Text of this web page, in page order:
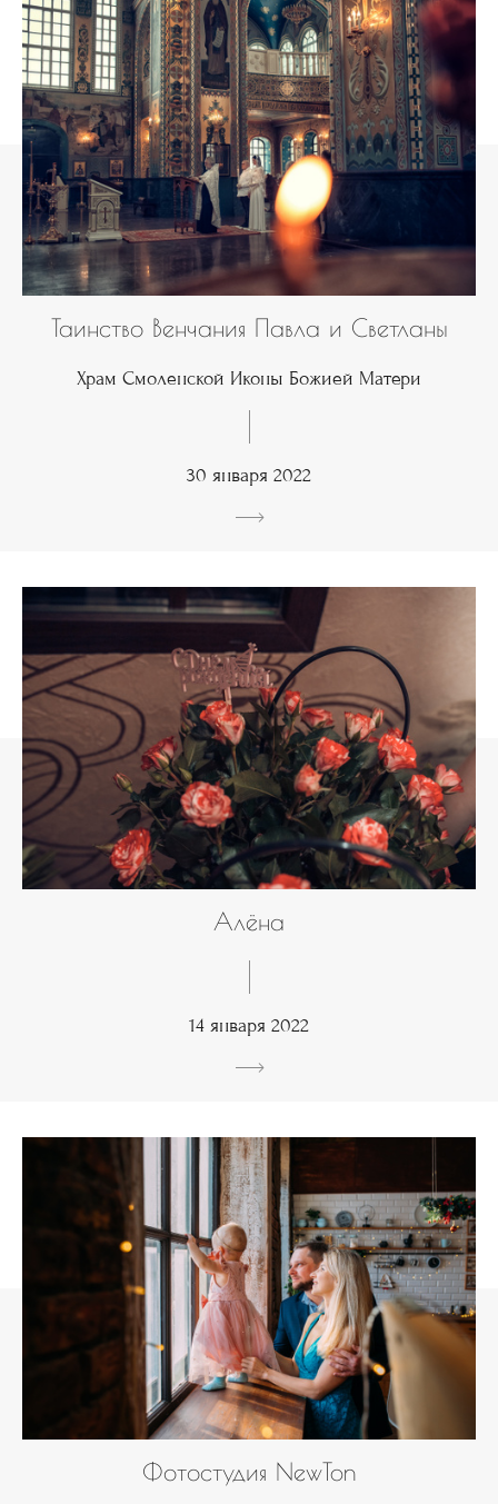
Таинство Венчания Павла и Светланы
Храм Смоленской Иконы Божией Матери
30 января 2022
Алёна
14 января 2022
Фотостудия NewTon